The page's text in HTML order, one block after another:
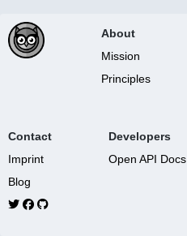
About
Mission
Principles
Contact
Imprint
Blog
Developers
Open API Docs